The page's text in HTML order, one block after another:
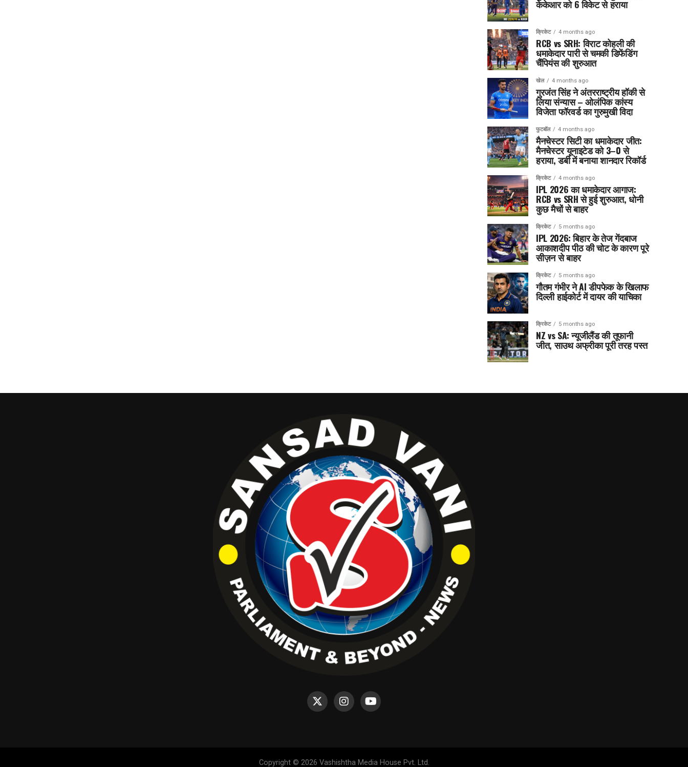
केकेआर को 6 विकेट से हराया
क्रिकेट 4 months ago
RCB vs SRH: विराट कोहली की
धमाकेदार पारी से चमकी डिफेंडिंग
चैंपियंस की शुरुआत
खेल 4 months ago
गुरजंत सिंह ने अंतरराष्ट्रीय हॉकी से
लिया संन्यास – ओलंपिक कांस्य
विजेता फॉरवर्ड का गुरुमुखी विदा
फुटबॉल 4 months ago
मैनचेस्टर सिटी का धमाकेदार जीत:
मैनचेस्टर यूनाइटेड को 3–0 से
हराया, डर्बी में बनाया शानदार रिकॉर्ड
क्रिकेट 4 months ago
IPL 2026 का धमाकेदार आगाज:
RCB vs SRH से हुई शुरुआत, धोनी
कुछ मैचों से बाहर
क्रिकेट 5 months ago
IPL 2026: बिहार के तेज गेंदबाज
आकाशदीप पीठ की चोट के कारण पूरे
सीज़न से बाहर
क्रिकेट 5 months ago
गौतम गंभीर ने AI डीपफेक के खिलाफ
दिल्ली हाईकोर्ट में दायर की याचिका
क्रिकेट 5 months ago
NZ vs SA: न्यूजीलैंड की तूफानी
जीत, साउथ अफ्रीका पूरी तरह पस्त
Copyright © 2026 Vashishtha Media House Pvt. Ltd.